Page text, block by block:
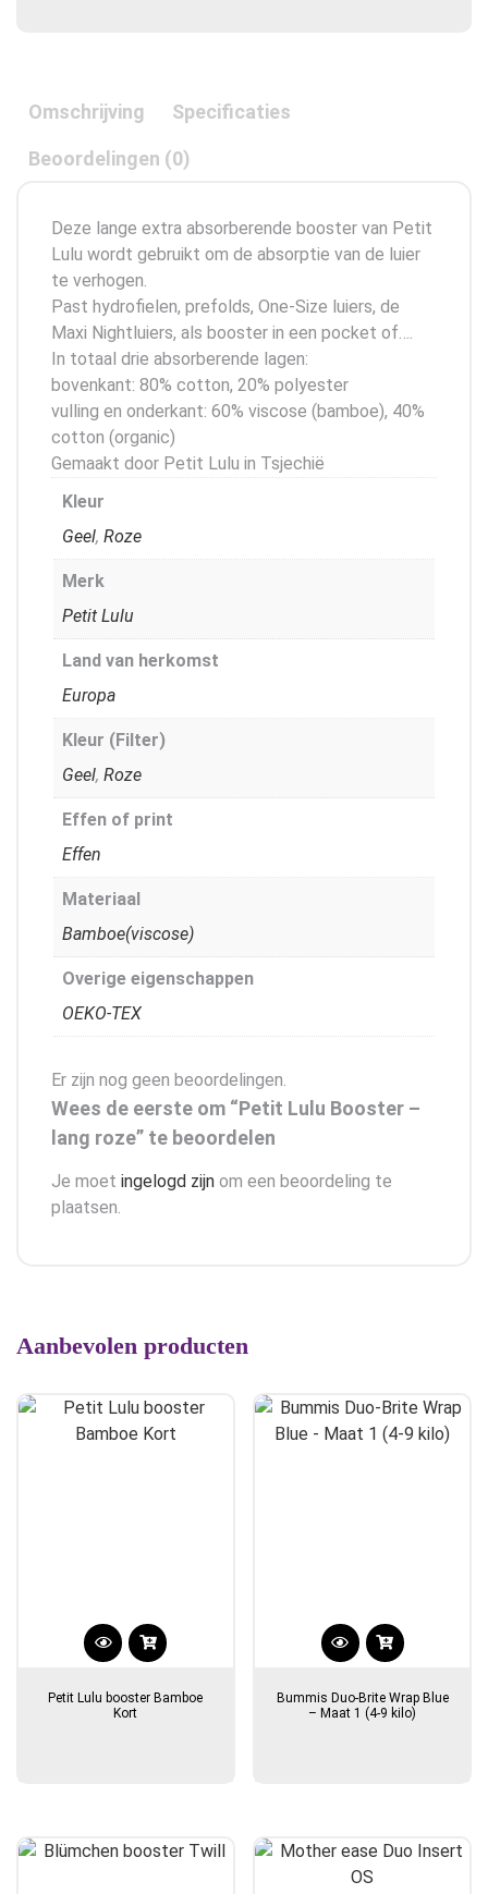
Omschrijving Specificaties
Beoordelingen (0)
Deze lange extra absorberende booster van Petit
Lulu wordt gebruikt om de absorptie van de luier
te verhogen.
Past hydrofielen, prefolds, One-Size luiers, de
Maxi Nightluiers, als booster in een pocket of….
In totaal drie absorberende lagen:
bovenkant: 80% cotton, 20% polyester
vulling en onderkant: 60% viscose (bamboe), 40%
cotton (organic)
Gemaakt door Petit Lulu in Tsjechië
Kleur
Geel, Roze
Merk
Petit Lulu
Land van herkomst
Europa
Kleur (Filter)
Geel, Roze
Effen of print
Effen
Materiaal
Bamboe(viscose)
Overige eigenschappen
OEKO-TEX
Er zijn nog geen beoordelingen.
Wees de eerste om “Petit Lulu Booster –
lang roze” te beoordelen
Je moet ingelogd zijn om een beoordeling te
plaatsen.
Aanbevolen producten
Petit Lulu booster Bamboe
Kort
Bummis Duo-Brite Wrap Blue
– Maat 1 (4-9 kilo)